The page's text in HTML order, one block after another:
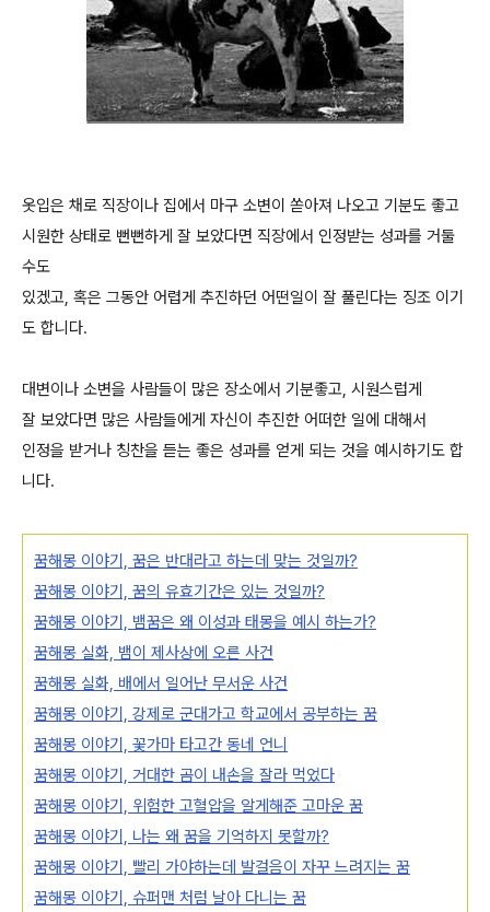
옷입은 채로 직장이나 집에서 마구 소변이 쏟아져 나오고 기분도 좋고
시원한 상태로 뻔뻔하게 잘 보았다면 직장에서 인정받는 성과를 거둘
수도
있겠고, 혹은 그동안 어렵게 추진하던 어떤일이 잘 풀린다는 징조 이기
도 합니다.
대변이나 소변을 사람들이 많은 장소에서 기분좋고, 시원스럽게
잘 보았다면 많은 사람들에게 자신이 추진한 어떠한 일에 대해서
인정을 받거나 칭찬을 듣는 좋은 성과를 얻게 되는 것을 예시하기도 합
니다.
꿈해몽 이야기, 꿈은 반대라고 하는데 맞는 것일까?
꿈해몽 이야기, 꿈의 유효기간은 있는 것일까?
꿈해몽 이야기, 뱀꿈은 왜 이성과 태몽을 예시 하는가?
꿈해몽 실화, 뱀이 제사상에 오른 사건
꿈해몽 실화, 배에서 일어난 무서운 사건
꿈해몽 이야기, 강제로 군대가고 학교에서 공부하는 꿈
꿈해몽 이야기, 꽃가마 타고간 동네 언니
꿈해몽 이야기, 거대한 곰이 내손을 잘라 먹었다
꿈해몽 이야기, 위험한 고혈압을 알게해준 고마운 꿈
꿈해몽 이야기, 나는 왜 꿈을 기억하지 못할까?
꿈해몽 이야기, 빨리 가야하는데 발걸음이 자꾸 느려지는 꿈
꿈해몽 이야기, 슈퍼맨 처럼 날아 다니는 꿈